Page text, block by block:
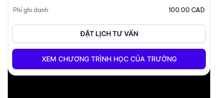
Phí ghi danh: 100.00 CAD
ĐẶT LỊCH TƯ VẤN
XEM CHƯƠNG TRÌNH HỌC CỦA TRƯỜNG